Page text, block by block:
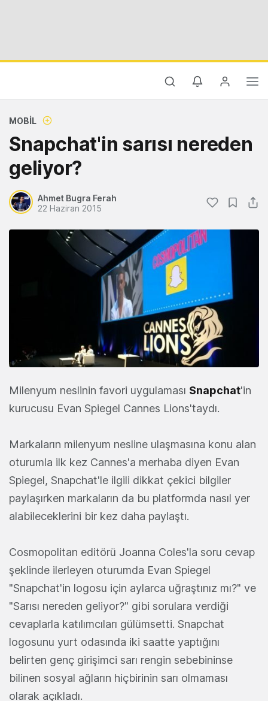
MOBIL
Snapchat'in sarısı nereden
geliyor?
Ahmet Bugra Ferah
22 Haziran 2015
Milenyum neslinin favori uygulaması Snapchat'in
kurucusu Evan Spiegel Cannes Lions'taydı.
Markaların milenyum nesline ulaşmasına konu alan
oturumla ilk kez Cannes'a merhaba diyen Evan
Spiegel, Snapchat'le ilgili dikkat çekici bilgiler
paylaşırken markaların da bu platformda nasıl yer
alabileceklerini bir kez daha paylaştı.
Cosmopolitan editörü Joanna Coles'la soru cevap
şeklinde ilerleyen oturumda Evan Spiegel
"Snapchat'in logosu için aylarca uğraştınız mı?" ve
"Sarısı nereden geliyor?" gibi sorulara verdiği
cevaplarla katılımcıları gülümsetti. Snapchat
logosunu yurt odasında iki saatte yaptığını
belirten genç girişimci sarı rengin sebebininse
bilinen sosyal ağların hiçbirinin sarı olmaması
olarak açıkladı.